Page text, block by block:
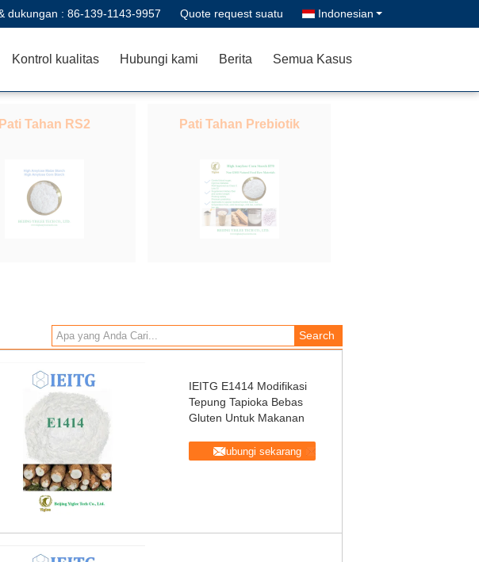
dukungan : 86-139-1143-9957 Quote request suatu Indonesian
Kontrol kualitas Hubungi kami Berita Semua Kasus
Pati Tahan RS2 Pati Tahan Prebiotik
IEITG ​​E1414 Modifikasi
Tepung Tapioka Bebas
Gluten Untuk Makanan
Hubungi sekarang